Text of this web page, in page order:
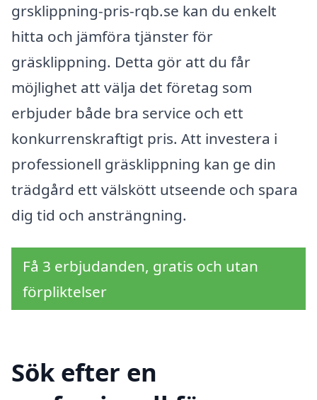
grsklippning-pris-rqb.se kan du enkelt
hitta och jämföra tjänster för
gräsklippning. Detta gör att du får
möjlighet att välja det företag som
erbjuder både bra service och ett
konkurrenskraftigt pris. Att investera i
professionell gräsklippning kan ge din
trädgård ett välskött utseende och spara
dig tid och ansträngning.
Få 3 erbjudanden, gratis och utan
förpliktelser
Sök efter en